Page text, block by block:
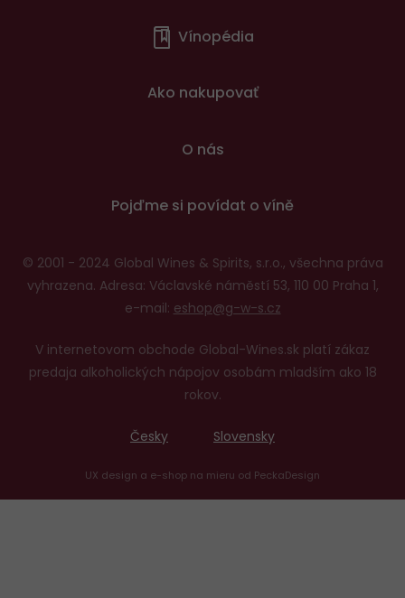
Vínopédia
Ako nakupovať
O nás
Pojďme si povídat o víně
© 2001 - 2024 Global Wines & Spirits, s.r.o., všechna práva
vyhrazena. Adresa: Václavské náměstí 53, 110 00 Praha 1,
e-mail: eshop@g-w-s.cz
V internetovom obchode Global-Wines.sk platí zákaz
predaja alkoholických nápojov osobám mladším ako 18
rokov.
Česky Slovensky
UX design a e-shop na mieru od PeckaDesign